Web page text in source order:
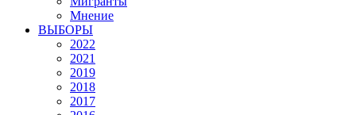
Мнение
ВЫБОРЫ
2022
2021
2019
2018
2017